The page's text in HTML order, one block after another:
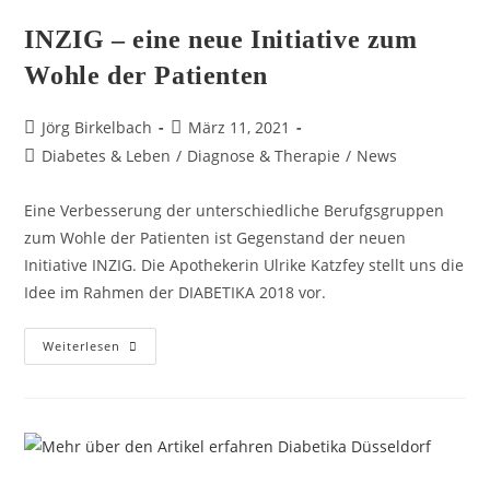
INZIG – eine neue Initiative zum
Wohle der Patienten
Jörg Birkelbach
März 11, 2021
Diabetes & Leben / Diagnose & Therapie / News
Eine Verbesserung der unterschiedliche Berufgsgruppen
zum Wohle der Patienten ist Gegenstand der neuen
Initiative INZIG. Die Apothekerin Ulrike Katzfey stellt uns die
Idee im Rahmen der DIABETIKA 2018 vor.
Weiterlesen